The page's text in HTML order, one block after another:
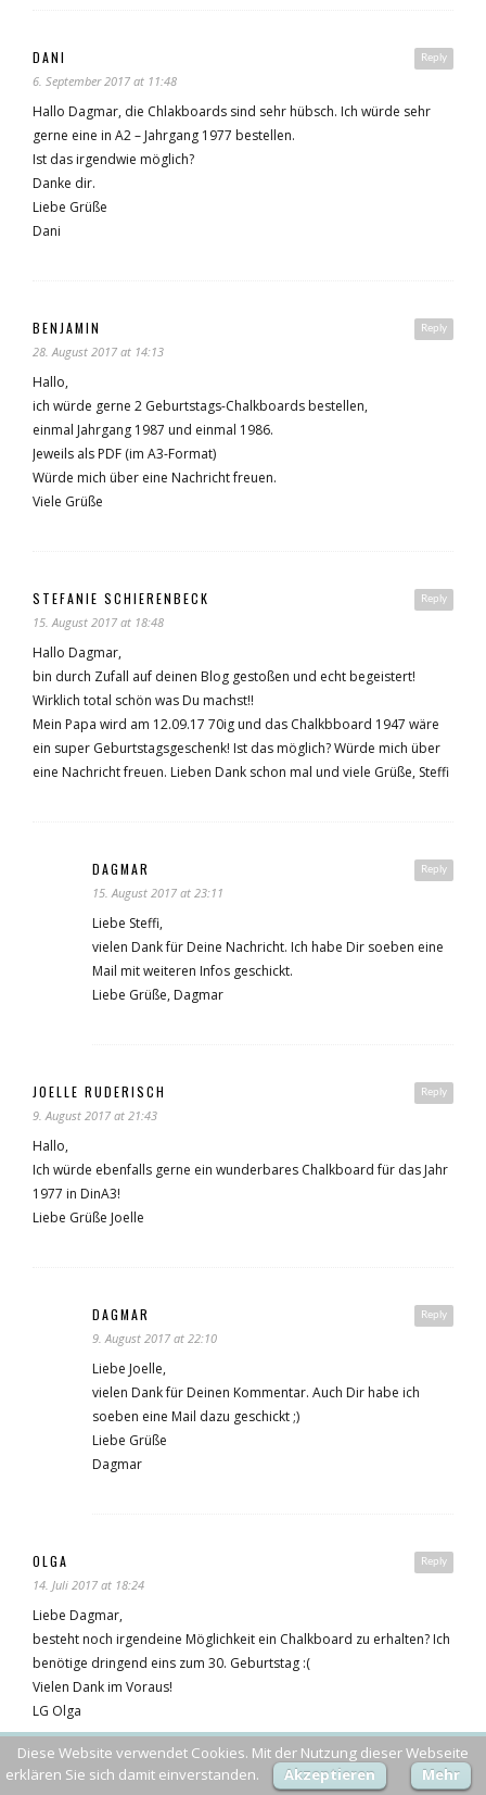
Reply
DANI
6. September 2017 at 11:48
Hallo Dagmar, die Chlakboards sind sehr hübsch. Ich würde sehr
gerne eine in A2 – Jahrgang 1977 bestellen.
Ist das irgendwie möglich?
Danke dir.
Liebe Grüße
Dani
Reply
BENJAMIN
28. August 2017 at 14:13
Hallo,
ich würde gerne 2 Geburtstags-Chalkboards bestellen,
einmal Jahrgang 1987 und einmal 1986.
Jeweils als PDF (im A3-Format)
Würde mich über eine Nachricht freuen.
Viele Grüße
Reply
STEFANIE SCHIERENBECK
15. August 2017 at 18:48
Hallo Dagmar,
bin durch Zufall auf deinen Blog gestoßen und echt begeistert!
Wirklich total schön was Du machst!!
Mein Papa wird am 12.09.17 70ig und das Chalkbboard 1947 wäre
ein super Geburtstagsgeschenk! Ist das möglich? Würde mich über
eine Nachricht freuen. Lieben Dank schon mal und viele Grüße, Steffi
Reply
DAGMAR
15. August 2017 at 23:11
Liebe Steffi,
vielen Dank für Deine Nachricht. Ich habe Dir soeben eine
Mail mit weiteren Infos geschickt.
Liebe Grüße, Dagmar
Reply
JOELLE RUDERISCH
9. August 2017 at 21:43
Hallo,
Ich würde ebenfalls gerne ein wunderbares Chalkboard für das Jahr
1977 in DinA3!
Liebe Grüße Joelle
Reply
DAGMAR
9. August 2017 at 22:10
Liebe Joelle,
vielen Dank für Deinen Kommentar. Auch Dir habe ich
soeben eine Mail dazu geschickt ;)
Liebe Grüße
Dagmar
Reply
OLGA
14. Juli 2017 at 18:24
Liebe Dagmar,
besteht noch irgendeine Möglichkeit ein Chalkboard zu erhalten? Ich
benötige dringend eins zum 30. Geburtstag :(
Vielen Dank im Voraus!
LG Olga
Diese Website verwendet Cookies. Mit der Nutzung dieser Webseite
erklären Sie sich damit einverstanden.
Akzeptieren Mehr